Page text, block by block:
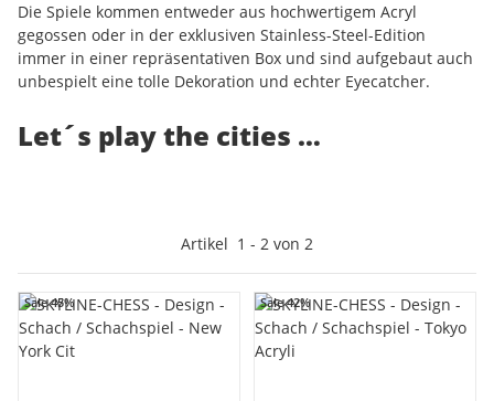
Die Spiele kommen entweder aus hochwertigem Acryl
gegossen oder in der exklusiven Stainless-Steel-Edition
immer in einer repräsentativen Box und sind aufgebaut auch
unbespielt eine tolle Dekoration und echter Eyecatcher.
Let´s play the cities …
Artikel 1 - 2 von 2
Sale 45% Sale 42%